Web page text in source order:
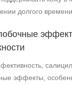
долгого времени.
эффекты,